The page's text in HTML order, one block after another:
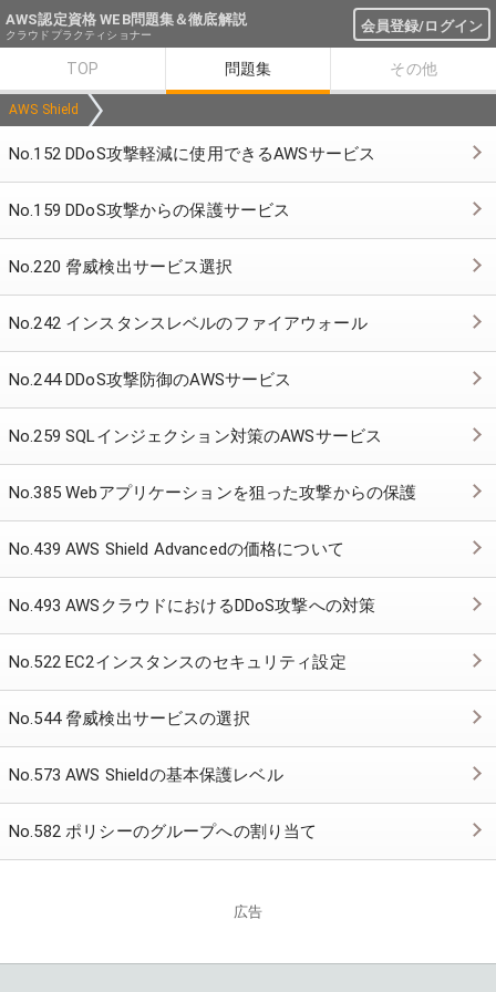
AWS認定資格 WEB問題集＆徹底解説 会員登録/ログイン
クラウドプラクティショナー
TOP 問題集 その他
AWS Shield
No.152 DDoS攻撃軽減に使用できるAWSサービス
No.159 DDoS攻撃からの保護サービス
No.220 脅威検出サービス選択
No.242 インスタンスレベルのファイアウォール
No.244 DDoS攻撃防御のAWSサービス
No.259 SQLインジェクション対策のAWSサービス
No.385 Webアプリケーションを狙った攻撃からの保護
No.439 AWS Shield Advancedの価格について
No.493 AWSクラウドにおけるDDoS攻撃への対策
No.522 EC2インスタンスのセキュリティ設定
No.544 脅威検出サービスの選択
No.573 AWS Shieldの基本保護レベル
No.582 ポリシーのグループへの割り当て
広告